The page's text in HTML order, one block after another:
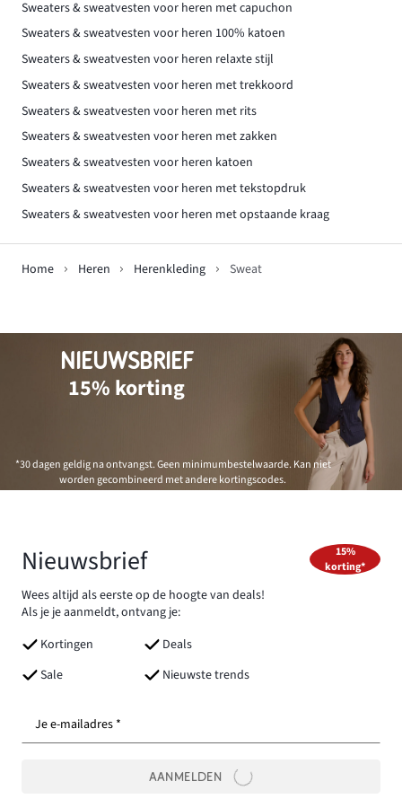
Sweaters & sweatvesten voor heren met capuchon
Sweaters & sweatvesten voor heren 100% katoen
Sweaters & sweatvesten voor heren relaxte stijl
Sweaters & sweatvesten voor heren met trekkoord
Sweaters & sweatvesten voor heren met rits
Sweaters & sweatvesten voor heren met zakken
Sweaters & sweatvesten voor heren katoen
Sweaters & sweatvesten voor heren met tekstopdruk
Sweaters & sweatvesten voor heren met opstaande kraag
Home Heren Herenkleding Sweat
NIEUWSBRIEF
15% korting
*30 dagen geldig na ontvangst. Geen minimumbestelwaarde. Kan niet
worden gecombineerd met andere kortingscodes.
Nieuwsbrief
Wees altijd als eerste op de hoogte van deals!
Als je je aanmeldt, ontvang je:
Kortingen
Deals
Sale
Nieuwste trends
15%
korting*
Je e-mailadres *
AANMELDEN